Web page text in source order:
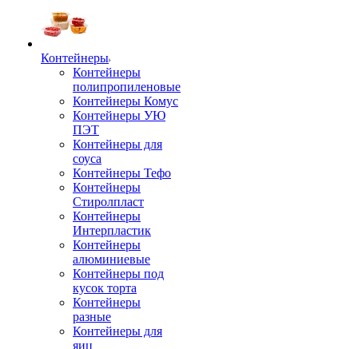
Контейнеры
Контейнеры
полипропиленовые
Контейнеры Комус
Контейнеры УЮ
ПЭТ
Контейнеры для
соуса
Контейнеры Тефо
Контейнеры
Стиролпласт
Контейнеры
Интерпластик
Контейнеры
алюминиевые
Контейнеры под
кусок торта
Контейнеры
разные
Контейнеры для
яиц